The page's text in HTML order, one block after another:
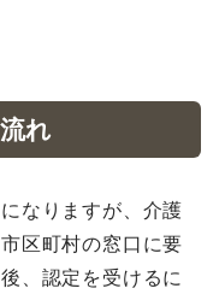
れ
なりますが、介護
区町村の窓口に要
、認定を受けるに